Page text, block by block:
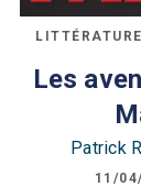
Les
Patrick
11/